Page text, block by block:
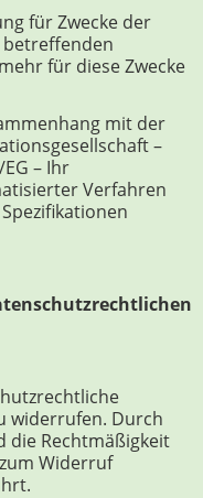
für Zwecke der
betreffenden
für diese Zwecke
mit der
–
– Ihr
Verfahren
widerrufen. Durch
die Rechtmäßigkeit
Widerruf